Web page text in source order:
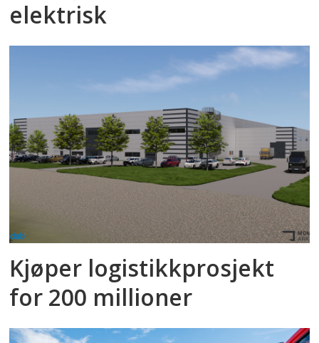
elektrisk
Kjøper logistikkprosjekt
for 200 millioner